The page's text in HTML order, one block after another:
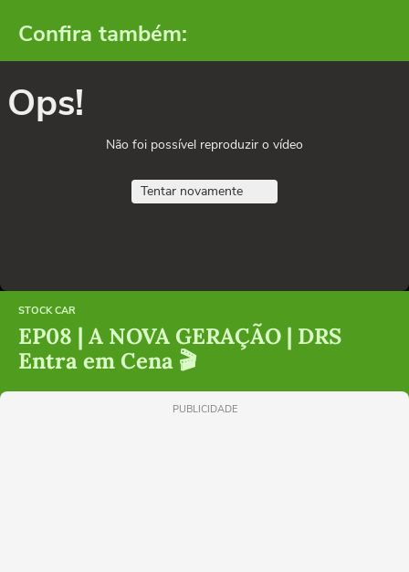
Confira também:
Ops!
Não foi possível reproduzir o vídeo
Tentar novamente
STOCK CAR
EP08 | A NOVA GERAÇÃO | DRS
Entra em Cena 🎬
PUBLICIDADE